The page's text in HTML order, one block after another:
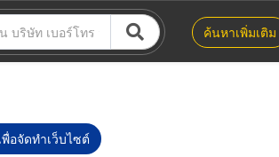
ค้นหาเพิ่มเติม
อจัดทำเว็บไซต์